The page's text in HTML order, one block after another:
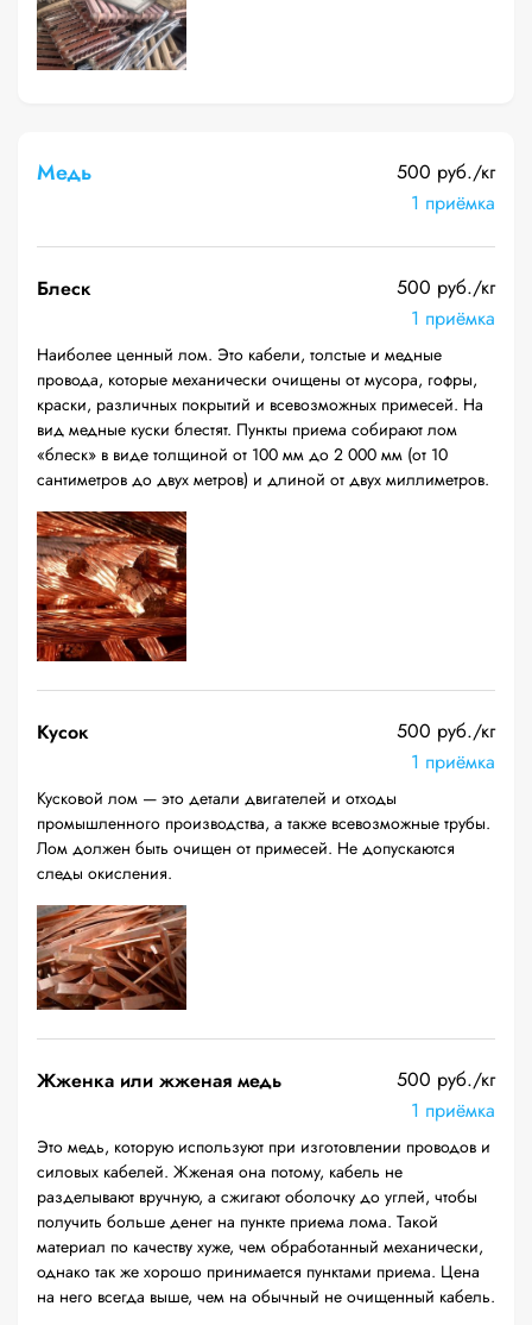
Медь
500 руб./кг
1 приёмка
Блеск
500 руб./кг
1 приёмка
Наиболее ценный лом. Это кабели, толстые и медные
провода, которые механически очищены от мусора, гофры,
краски, различных покрытий и всевозможных примесей. На
вид медные куски блестят. Пункты приема собирают лом
«блеск» в виде толщиной от 100 мм до 2 000 мм (от 10
сантиметров до двух метров) и длиной от двух миллиметров.
Кусок
500 руб./кг
1 приёмка
Кусковой лом — это детали двигателей и отходы
промышленного производства, а также всевозможные трубы.
Лом должен быть очищен от примесей. Не допускаются
следы окисления.
Жженка или жженая медь
500 руб./кг
1 приёмка
Это медь, которую используют при изготовлении проводов и
силовых кабелей. Жженая она потому, кабель не
разделывают вручную, а сжигают оболочку до углей, чтобы
получить больше денег на пункте приема лома. Такой
материал по качеству хуже, чем обработанный механически,
однако так же хорошо принимается пунктами приема. Цена
на него всегда выше, чем на обычный не очищенный кабель.